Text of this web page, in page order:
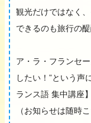
観光だけではなく
できるのも旅行の
ア・ラ・フランセ
したい！”という声
ランス語 集中講座
（お知らせは随時